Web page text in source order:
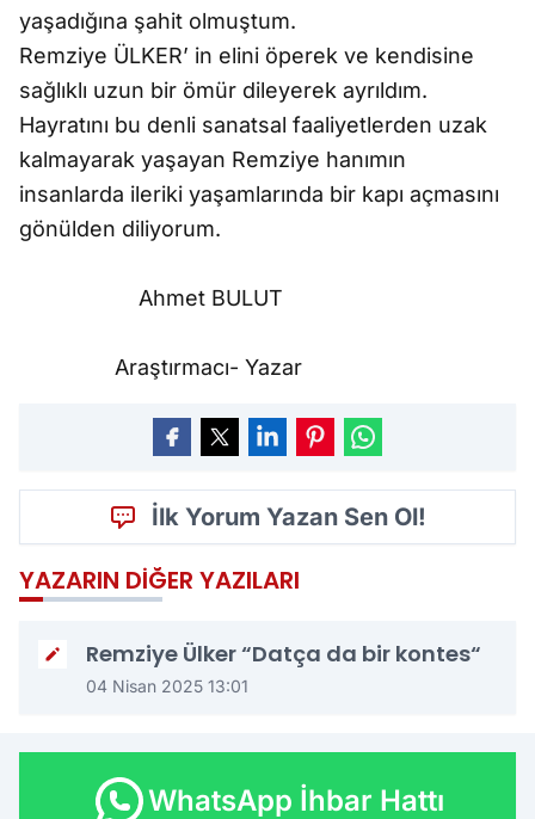
yaşadığına şahit olmuştum.
Remziye ÜLKER’ in elini öperek ve kendisine
sağlıklı uzun bir ömür dileyerek ayrıldım.
Hayratını bu denli sanatsal faaliyetlerden uzak
kalmayarak yaşayan Remziye hanımın
insanlarda ileriki yaşamlarında bir kapı açmasını
gönülden diliyorum.
Ahmet BULUT
Araştırmacı- Yazar
İlk Yorum Yazan Sen Ol!
YAZARIN DIĞER YAZILARI
Remziye Ülker “Datça da bir kontes“
04 Nisan 2025 13:01
WhatsApp İhbar Hattı